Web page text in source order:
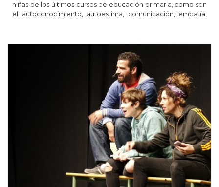
niñas de los últimos cursos de educación primaria, como son
el autoconocimiento, autoestima, comunicación, empatía,